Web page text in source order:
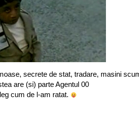
secrete de stat, tradare, masini
are (si) parte Agentul 00
cum de l-am ratat.